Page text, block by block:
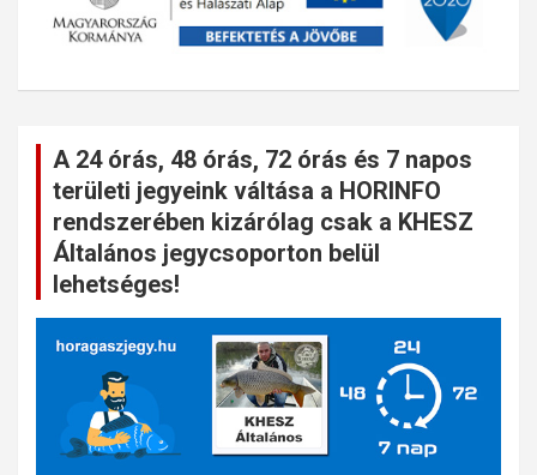
A 24 órás, 48 órás, 72 órás és 7 napos
területi jegyeink váltása a HORINFO
rendszerében kizárólag csak a KHESZ
Általános jegycsoporton belül
lehetséges!